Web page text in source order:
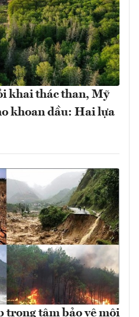
khai thác than, Mỹ
khoan dầu: Hai lựa
trọng tâm bảo vệ môi